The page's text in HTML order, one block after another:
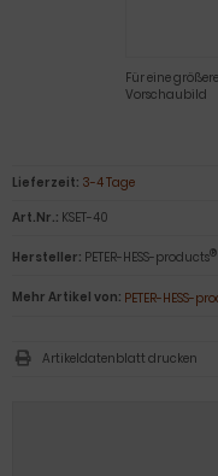
Für eine
Vorschaubild
Lieferzeit: 3-4 Tage
Art.Nr.: KSET-40
Hersteller: PETER-HESS-products®
Mehr Artikel von: PETER-HESS-
Artikeldatenblatt drucken